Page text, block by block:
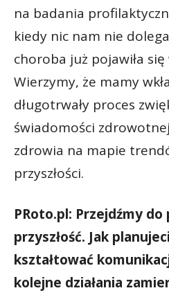
na badania
kiedy nic nam nie
choroba już pojawiła
Wierzymy, że mamy
długotrwały proces
świadomości
zdrowia na mapie
przyszłości.
PRoto.pl: Przejdźmy do
przyszłość. Jak
kształtować
kolejne działania